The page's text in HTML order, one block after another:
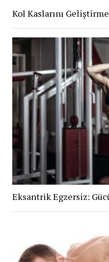
Kol Kaslarını
Eksantrik Egzersiz: